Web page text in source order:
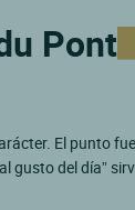
Pont
El punto
gusto del día”